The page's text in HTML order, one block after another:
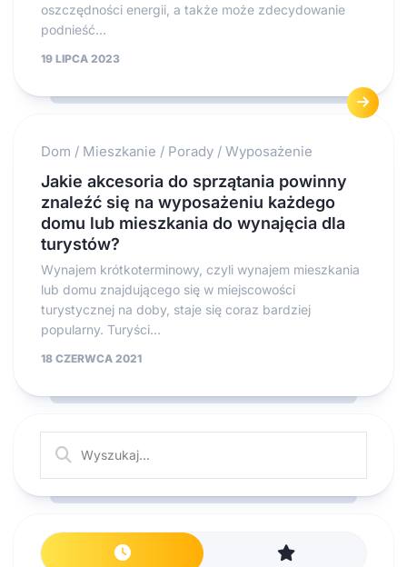
oszczędności energii, a także może zdecydowanie
podnieść...
19 LIPCA 2023
Dom / Mieszkanie / Porady / Wyposażenie
Jakie akcesoria do sprzątania powinny
znaleźć się na wyposażeniu każdego
domu lub mieszkania do wynajęcia dla
turystów?
Wynajem krótkoterminowy, czyli wynajem mieszkania
lub domu znajdującego się w miejscowości
turystycznej na doby, staje się coraz bardziej
popularny. Turyści...
18 CZERWCA 2021